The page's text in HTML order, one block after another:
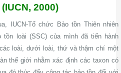
2000)
IUCN-Tổ chức Bảo tồn Thiên nhiên
tồn loài (SSC) của mình đã tiến hành
loài, dưới loài, thứ và thậm chí một
thế giới nhằm xác định các taxon có